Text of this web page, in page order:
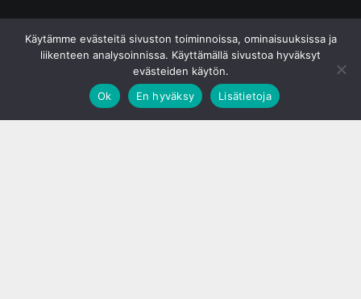
Käytämme evästeitä sivuston toiminnoissa, ominaisuuksissa ja
liikenteen analysoinnissa. Käyttämällä sivustoa hyväksyt
evästeiden käytön.
Ok
En hyväksy Lisätietoja